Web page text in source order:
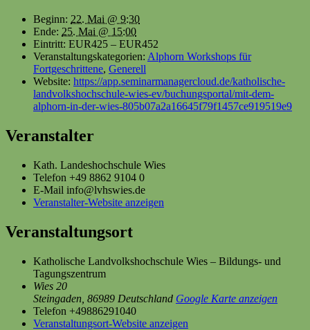
Beginn: 22. Mai @ 9:30
Ende: 25. Mai @ 15:00
Eintritt: EUR425 – EUR452
Veranstaltungskategorien: Alphorn Workshops für
Fortgeschrittene, Generell
Website: https://app.seminarmanagercloud.de/katholische-
landvolkshochschule-wies-ev/buchungsportal/mit-dem-
alphorn-in-der-wies-805b07a2a16645f79f1457ce919519e9
Veranstalter
Kath. Landeshochschule Wies
Telefon +49 8862 9104 0
E-Mail info@lvhswies.de
Veranstalter-Website anzeigen
Veranstaltungsort
Katholische Landvolkshochschule Wies – Bildungs- und
Tagungszentrum
Wies 20
Steingaden 86989 Deutschland Google Karte anzeigen
Telefon +49886291040
Veranstaltungsort-Website anzeigen